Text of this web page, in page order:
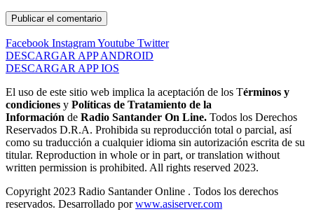
Facebook InstagramYoutube Twitter
DESCARGAR APP ANDROID
DESCARGAR APP IOS
El uso de este sitio web implica la aceptación de los Términos y
condiciones y Políticas de Tratamiento de la
Información de Radio Santander On Line. Todos los Derechos
Reservados D.R.A. Prohibida su reproducción total o parcial, así
como su traducción a cualquier idioma sin autorización escrita de su
titular. Reproduction in whole or in part, or translation without
written permission is prohibited. All rights reserved 2023.
Copyright 2023 Radio Santander Online . Todos los derechos
reservados. Desarrollado porwww.asiserver.com